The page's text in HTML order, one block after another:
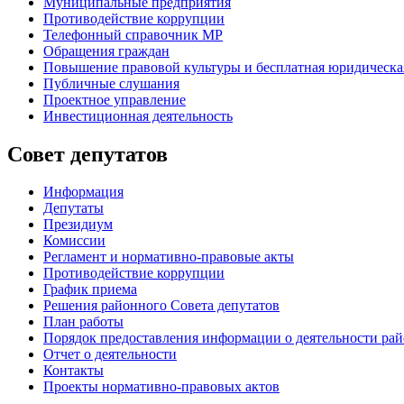
Противодействие коррупции
Телефонный справочник МР
Обращения граждан
Повышение правовой культуры и бесплатная
Публичные слушания
Проектное управление
Инвестиционная деятельность
Совет депутатов
Информация
Депутаты
Президиум
Комиссии
Регламент и нормативно-правовые акты
Противодействие коррупции
График приема
Решения районного Совета депутатов
План работы
Порядок предоставления информации о деятельности
Отчет о деятельности
Контакты
Проекты нормативно-правовых актов